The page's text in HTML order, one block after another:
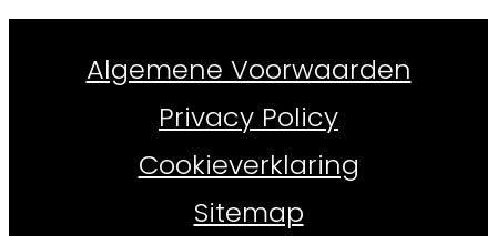
Algemene Voorwaarden
Privacy Policy
Cookieverklaring
Sitemap